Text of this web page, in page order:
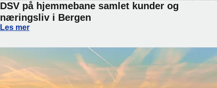
DSV på hjemmebane samlet kunder og
næringsliv i Bergen
DSV på hjemmebane samlet kunder og næringsliv i Bergen
Les mer